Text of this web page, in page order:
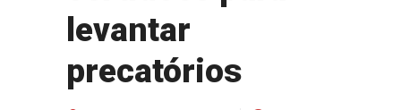
levantar
precatórios